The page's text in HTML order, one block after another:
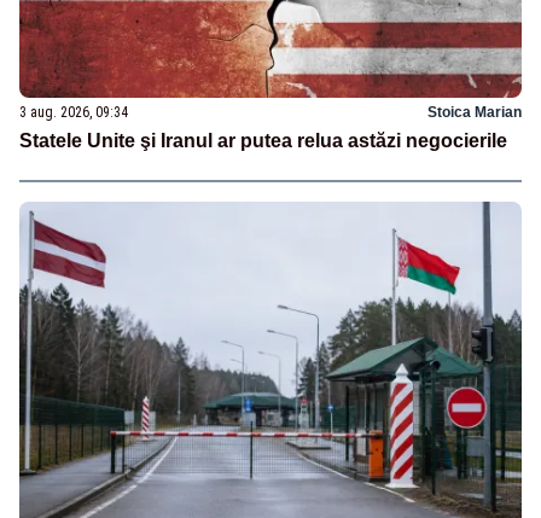
3 aug. 2026, 09:34 Stoica Marian
Statele Unite şi Iranul ar putea relua astăzi negocierile